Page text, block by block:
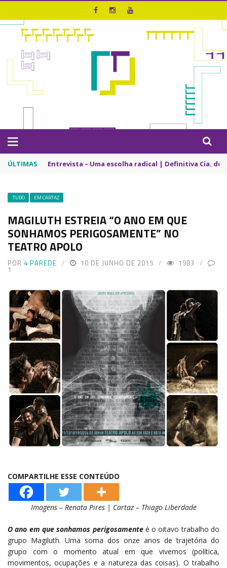
ÚLTIMAS Entrevista – Uma escolha radical | Definitiva Cia. de
.TUDO EM CARTAZ
MAGILUTH ESTREIA “O ANO EM QUE
SONHAMOS PERIGOSAMENTE” NO
TEATRO APOLO
POR 4 PAREDE 10 DE JUNHO DE 2015 1983
1
COMPARTILHE ESSE CONTEÚDO
Imagens – Renata Pires | Cartaz – Thiago Liberdade
O ano em que sonhamos perigosamenteé o oitavo trabalho do
grupo Magiluth. Uma soma dos onze anos de trajetória do
grupo com o momento atual em que vivemos (política,
movimentos, ocupações e a natureza das coisas). O trabalho